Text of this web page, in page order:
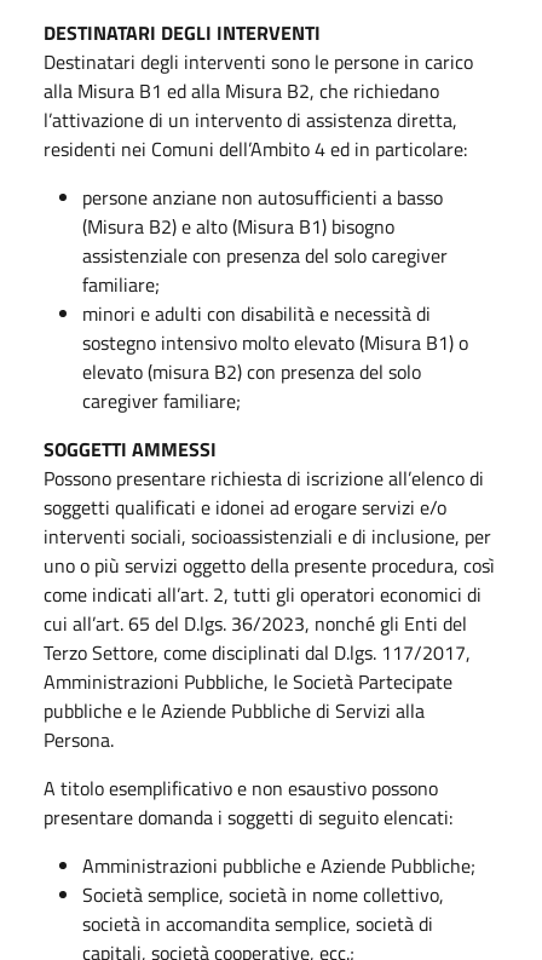
DESTINATARI DEGLI INTERVENTI
Destinatari degli interventi sono le persone in carico
alla Misura B1 ed alla Misura B2, che richiedano
l’attivazione di un intervento di assistenza diretta,
residenti nei Comuni dell’Ambito 4 ed in particolare:
persone anziane non autosufficienti a basso
(Misura B2) e alto (Misura B1) bisogno
assistenziale con presenza del solo caregiver
familiare;
minori e adulti con disabilità e necessità di
sostegno intensivo molto elevato (Misura B1) o
elevato (misura B2) con presenza del solo
caregiver familiare;
SOGGETTI AMMESSI
Possono presentare richiesta di iscrizione all’elenco di
soggetti qualificati e idonei ad erogare servizi e/o
interventi sociali, socioassistenziali e di inclusione, per
uno o più servizi oggetto della presente procedura, così
come indicati all’art. 2, tutti gli operatori economici di
cui all’art. 65 del D.lgs. 36/2023, nonché gli Enti del
Terzo Settore, come disciplinati dal D.lgs. 117/2017,
Amministrazioni Pubbliche, le Società Partecipate
pubbliche e le Aziende Pubbliche di Servizi alla
Persona.
A titolo esemplificativo e non esaustivo possono
presentare domanda i soggetti di seguito elencati:
Amministrazioni pubbliche e Aziende Pubbliche;
Società semplice, società in nome collettivo,
società in accomandita semplice, società di
capitali, società cooperative, ecc.;